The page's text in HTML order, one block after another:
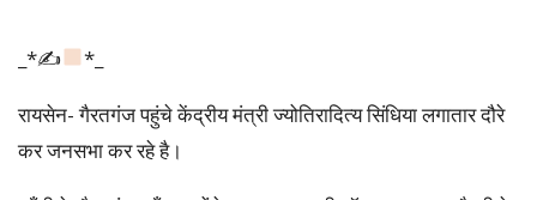
_*✍ *_
रायसेन- गैरतगंज पहुंचे केंद्रीय मंत्री ज्योतिरादित्य सिंधिया लगातार दौरे
कर जनसभा कर रहे है।